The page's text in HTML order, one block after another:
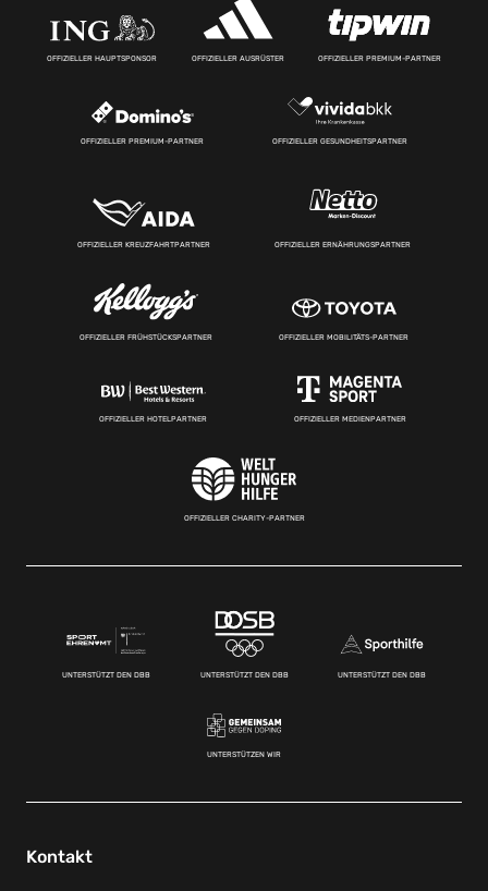
OFFIZIELLER HAUPTSPONSOR OFFIZIELLER AUSRÜSTER OFFIZIELLER PREMIUM-PARTNER
OFFIZIELLER PREMIUM-PARTNER OFFIZIELLER GESUNDHEITSPARTNER
OFFIZIELLER KREUZFAHRTPARTNER OFFIZIELLER ERNÄHRUNGSPARTNER
OFFIZIELLER FRÜHSTÜCKSPARTNER OFFIZIELLER MOBILITÄTS-PARTNER
OFFIZIELLER HOTELPARTNER OFFIZIELLER MEDIENPARTNER
OFFIZIELLER CHARITY-PARTNER
UNTERSTÜTZT DEN DBB UNTERSTÜTZT DEN DBB UNTERSTÜTZT DEN DBB
UNTERSTÜTZEN WIR
Kontakt